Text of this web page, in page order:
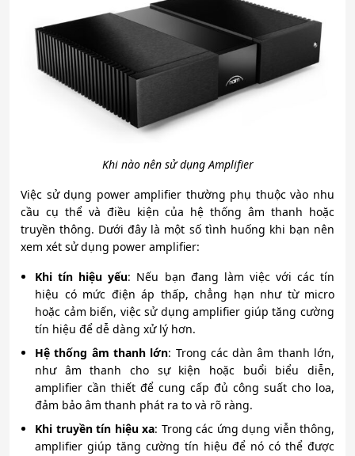
Khi nào nên sử dụng Amplifier
Việc sử dụng power amplifier thường phụ thuộc vào nhu
cầu cụ thể và điều kiện của hệ thống âm thanh hoặc
truyền thông. Dưới đây là một số tình huống khi bạn nên
xem xét sử dụng power amplifier:
Khi tín hiệu yếu: Nếu bạn đang làm việc với các tín
hiệu có mức điện áp thấp, chẳng hạn như từ micro
hoặc cảm biến, việc sử dụng amplifier giúp tăng cường
tín hiệu để dễ dàng xử lý hơn.
Hệ thống âm thanh lớn: Trong các dàn âm thanh lớn,
như âm thanh cho sự kiện hoặc buổi biểu diễn,
amplifier cần thiết để cung cấp đủ công suất cho loa,
đảm bảo âm thanh phát ra to và rõ ràng.
Khi truyền tín hiệu xa: Trong các ứng dụng viễn thông,
amplifier giúp tăng cường tín hiệu để nó có thể được